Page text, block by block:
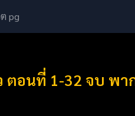
pg
ตอนที่ 1-32 จบ พ